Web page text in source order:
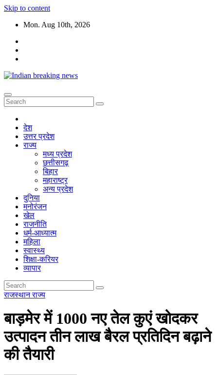
Skip to content
Mon. Aug 10th, 2026
देश
उत्तर प्रदेश
राज्य
मध्य प्रदेश
छत्तीसगढ़
बिहार
महाराष्ट्र
अन्य प्रदेश
दुनिया
मनोरंजन
खेल
राजनीति
धर्म-आध्यात्म
महिला
स्वास्थ्य
शिक्षा-करियर
व्यापार
राजस्थानराज्य
बाड़मेर में 1000 नए तेल कुएं खोदकर
उत्पादन तीन लाख बैरल प्रतिदिन बढ़ाने
की तैयारी